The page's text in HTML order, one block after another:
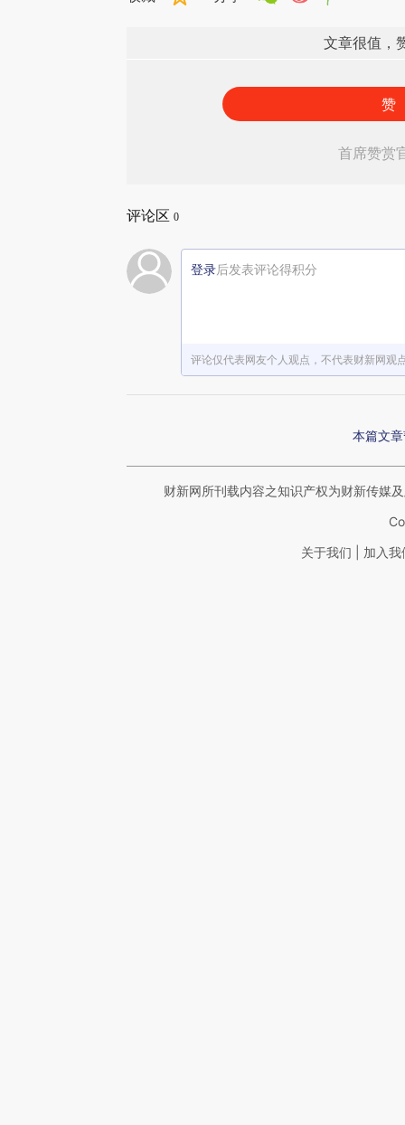
文章很值，
赞
首席赞赏
评论区 0
登录后发表评论得积分
评论仅代表网友个人观点，不代表财新网观
本篇文
财新网所刊载内容之知识产权为财新传媒
关于我们 加入我